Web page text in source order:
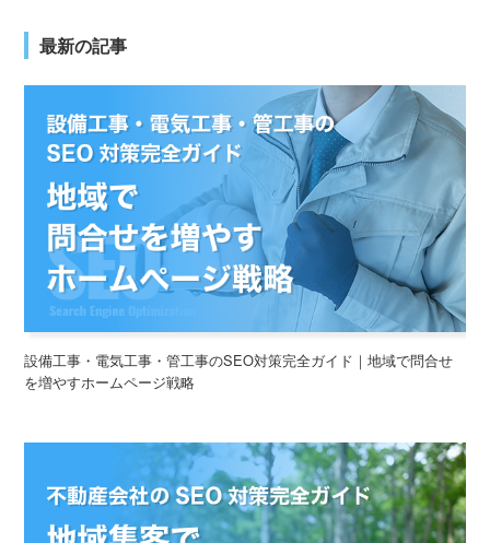
最新の記事
設備工事・電気工事・管工事のSEO対策完全ガイド｜地域で問合せ
を増やすホームページ戦略